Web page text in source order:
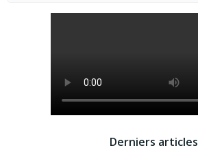
Derniers articles